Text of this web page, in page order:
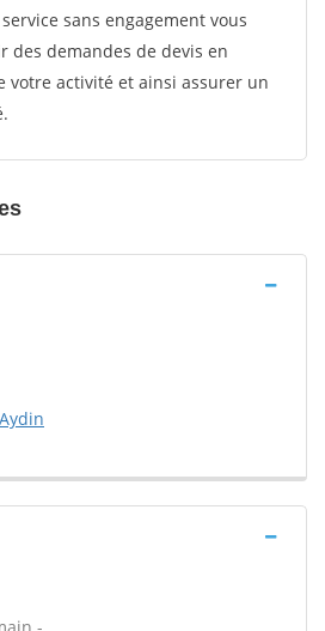
sans engagement vous
des demandes de devis en
votre activité et ainsi assurer un
Aydin